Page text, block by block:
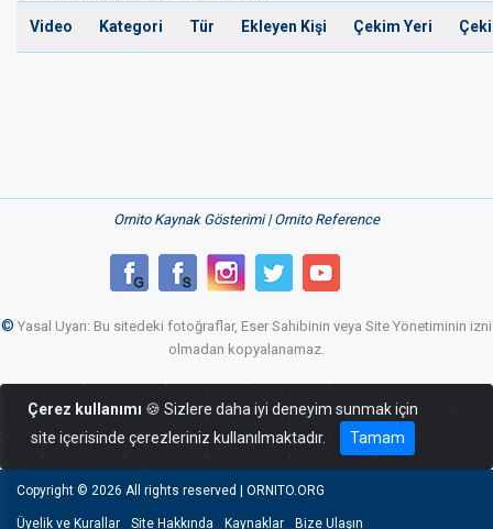
Video Kategori Tür Ekleyen Kişi Çekim Yeri
Ornito Kaynak Gösterimi | Ornito Reference
© Yasal Uyarı: Bu sitedeki fotoğraflar, Eser Sahibinin veya Site Yönetiminin izni
olmadan kopyalanamaz.
Çerez kullanımı 🍪 Sizlere daha iyi deneyim sunmak için
site içerisinde çerezleriniz kullanılmaktadır.
Tamam
Copyright © 2026 All rights reserved | ORNITO.ORG
Üyelik ve Kurallar Site Hakkında Kaynaklar Bize Ulaşın